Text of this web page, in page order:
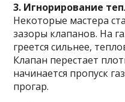
3. Игнорирование
Некоторые мастера
зазоры клапанов. На
греется сильнее,
Клапан перестает
начинается пропуск
прогар.